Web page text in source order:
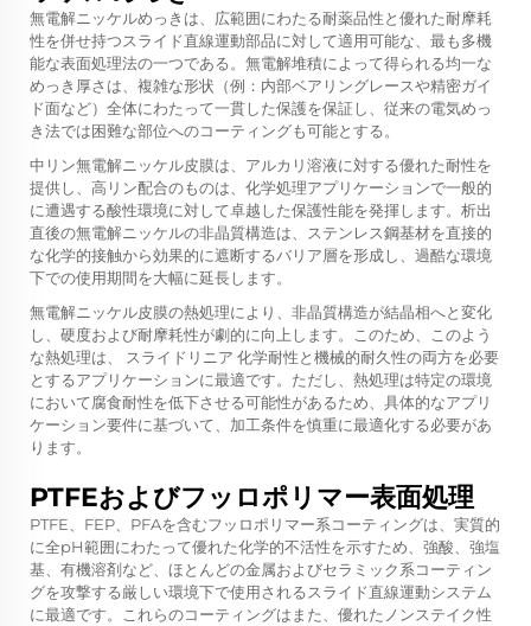
無電解ニッケルめっきは、広範囲にわたる耐薬品性と優れた耐摩耗
性を併せ持つスライド直線運動部品に対して適用可能な、最も多機
能な表面処理法の一つである。無電解堆積によって得られる均一な
めっき厚さは、複雑な形状（例：内部ベアリングレースや精密ガイ
ド面など）全体にわたって一貫した保護を保証し、従来の電気めっ
き法では困難な部位へのコーティングも可能とする。
中リン無電解ニッケル皮膜は、アルカリ溶液に対する優れた耐性を
提供し、高リン配合のものは、化学処理アプリケーションで一般的
に遭遇する酸性環境に対して卓越した保護性能を発揮します。析出
直後の無電解ニッケルの非晶質構造は、ステンレス鋼基材を直接的
な化学的接触から効果的に遮断するバリア層を形成し、過酷な環境
下での使用期間を大幅に延長します。
無電解ニッケル皮膜の熱処理により、非晶質構造が結晶相へと変化
し、硬度および耐摩耗性が劇的に向上します。このため、このよう
な熱処理は、
スライドリニア 化学耐性と機械的耐久性の両方を必要
とするアプリケーションに最適です。ただし、熱処理は特定の環境
において腐食耐性を低下させる可能性があるため、具体的なアプリ
ケーション要件に基づいて、加工条件を慎重に最適化する必要があ
ります。
PTFEおよびフッロポリマー表面処理
PTFE、FEP、PFAを含むフッロポリマー系コーティングは、実質的
に全pH範囲にわたって優れた化学的不活性を示すため、強酸、強塩
基、有機溶剤など、ほとんどの金属およびセラミック系コーティン
グを攻撃する厳しい環境下で使用されるスライド直線運動システム
に最適です。これらのコーティングはまた、優れたノンステイク性